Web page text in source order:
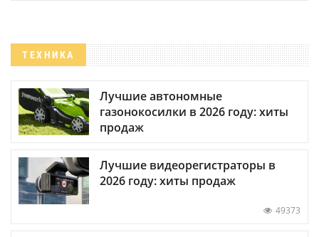
ТЕХНИКА
Лучшие автономные
газонокосилки в 2026 году: хиты
продаж
Лучшие видеорегистраторы в
2026 году: хиты продаж
49373